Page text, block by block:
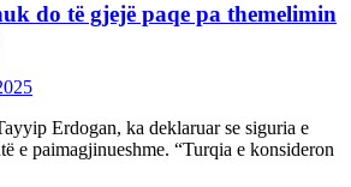
do të gjejë paqe pa themelimin
Erdogan, ka deklaruar se siguria e
e paimagjinueshme. “Turqia e konsideron